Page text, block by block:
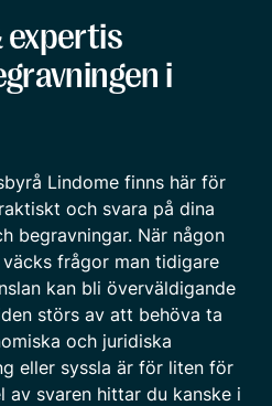
expertis
i
Lindome finns här för
och svara på dina
begravningar. När någon
frågor man tidigare
kan bli överväldigande
störs av att behöva ta
och juridiska
eller syssla är för liten för
av svaren hittar du kanske i